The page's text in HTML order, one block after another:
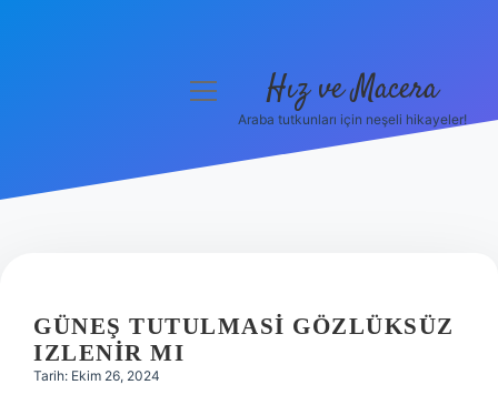
Hakkımızda
menüyü
Hız ve Macera
Araba tutkunları için neşeli hikayeler!
GÜNEŞ TUTULMASI GÖZLÜKSÜZ
IZLENIR MI
Tarih: Ekim 26, 2024